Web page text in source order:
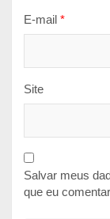
E-mail *
Site
Salvar meus
que eu